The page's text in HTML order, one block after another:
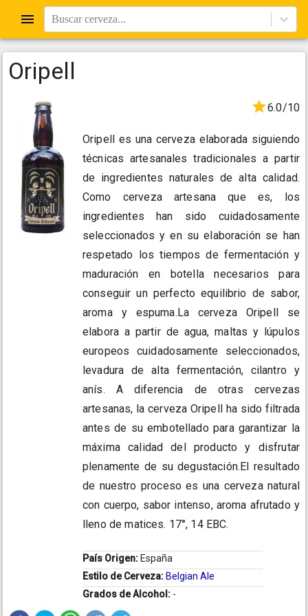
Buscar cerveza...
Oripell
6.0/10
Oripell es una cerveza elaborada siguiendo
técnicas artesanales tradicionales a partir
de ingredientes naturales de alta calidad.
Como cerveza artesana que es, los
ingredientes han sido cuidadosamente
seleccionados y en su elaboración se han
respetado los tiempos de fermentación y
maduración en botella necesarios para
conseguir un perfecto equilibrio de sabor,
aroma y espuma.La cerveza Oripell se
elabora a partir de agua, maltas y lúpulos
europeos cuidadosamente seleccionados,
levadura de alta fermentación, cilantro y
anís. A diferencia de otras cervezas
artesanas, la cerveza Oripell ha sido filtrada
antes de su embotellado para garantizar la
máxima calidad del producto y disfrutar
plenamente de su degustación.El resultado
de nuestro proceso es una cerveza natural
con cuerpo, sabor intenso, aroma afrutado y
lleno de matices. 17°, 14 EBC.
País Origen: España
Estilo de Cerveza: Belgian Ale
Grados de Alcohol: -